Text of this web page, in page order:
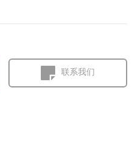
联系我们